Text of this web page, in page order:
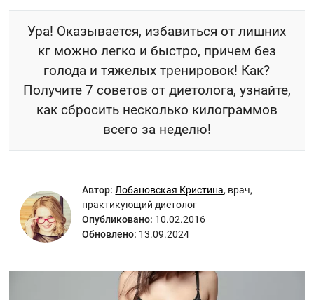
Ура! Оказывается, избавиться от лишних
кг можно легко и быстро, причем без
голода и тяжелых тренировок! Как?
Получите 7 советов от диетолога, узнайте,
как сбросить несколько килограммов
всего за неделю!
Автор: Лобановская Кристина, врач,
практикующий диетолог
Опубликовано: 10.02.2016
Обновлено: 13.09.2024